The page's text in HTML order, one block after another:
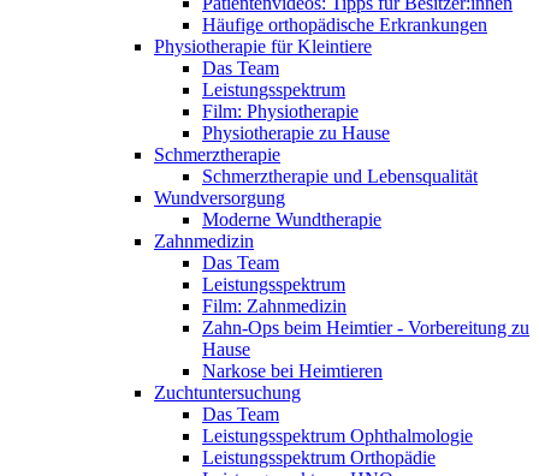
Häufige orthopädische Erkrankungen
Physiotherapie für Kleintiere
Das Team
Leistungsspektrum
Film: Physiotherapie
Physiotherapie zu Hause
Schmerztherapie
Schmerztherapie und Lebensqualität
Wundversorgung
Moderne Wundtherapie
Zahnmedizin
Das Team
Leistungsspektrum
Film: Zahnmedizin
Zahn-Ops beim Heimtier - Vorbereitung zu
Hause
Narkose bei Heimtieren
Zuchtuntersuchung
Das Team
Leistungsspektrum Ophthalmologie
Leistungsspektrum Orthopädie